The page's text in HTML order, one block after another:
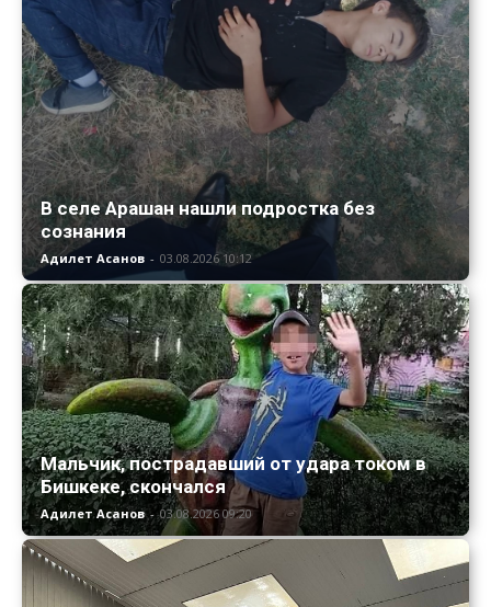
В селе Арашан нашли подростка без
сознания
Адилет Асанов - 03.08.2026 10:12
Мальчик, пострадавший от удара током в
Бишкеке, скончался
Адилет Асанов - 03.08.2026 09:20